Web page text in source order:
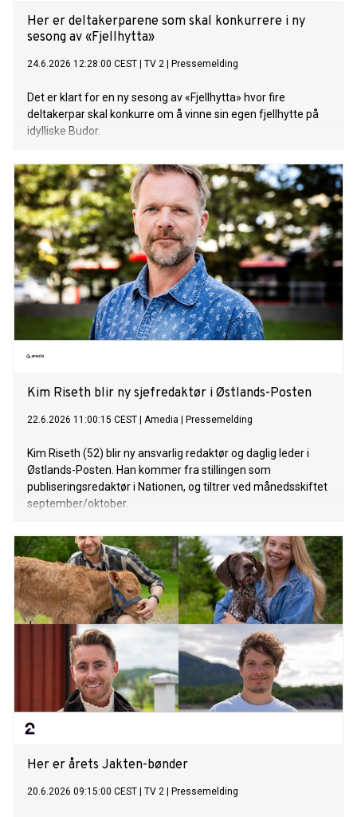
Her er deltakerparene som skal konkurrere i ny
sesong av «Fjellhytta»
24.6.2026 12:28:00 CEST TV 2 Pressemelding
Det er klart for en ny sesong av «Fjellhytta» hvor fire
deltakerpar skal konkurre om å vinne sin egen fjellhytte på
idylliske Budor.
Kim Riseth blir ny sjefredaktør i Østlands-Posten
22.6.2026 11:00:15 CEST Amedia Pressemelding
Kim Riseth (52) blir ny ansvarlig redaktør og daglig leder i
Østlands-Posten. Han kommer fra stillingen som
publiseringsredaktør i Nationen, og tiltrer ved månedsskiftet
september/oktober.
Her er årets Jakten-bønder
20.6.2026 09:15:00 CEST TV 2 Pressemelding